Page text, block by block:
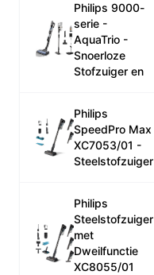
Philips 9000-
serie -
AquaTrio -
Snoerloze
Stofzuiger en
Philips
SpeedPro Max
XC7053/01 -
Steelstofzuiger
Philips
Steelstofzuiger
met
Dweilfunctie
XC8055/01